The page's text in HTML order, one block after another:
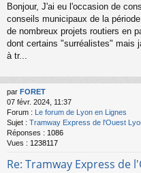
Bonjour, J'ai eu l'occasion de
conseils municipaux de la
de nombreux projets routiers en
dont certains "surréalistes" mais
à tr...
par FORET
07 févr. 2024, 11:37
Forum : Le forum de Lyon en Lignes
Sujet : Tramway Express de l'Ouest
Réponses : 1086
Vues : 1238117
Re: Tramway Express de